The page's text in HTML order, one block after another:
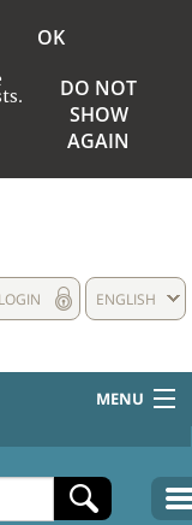
OK
DO NOT
SHOW
AGAIN
ENGLISH
LOGIN
MENU